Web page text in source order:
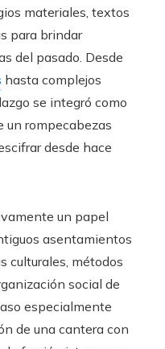
materiales, textos
para brindar
del pasado. Desde
hasta complejos
se integró como
un rompecabezas
desde hace
un papel
asentamientos
culturales, métodos
social de
especialmente
de una cantera con